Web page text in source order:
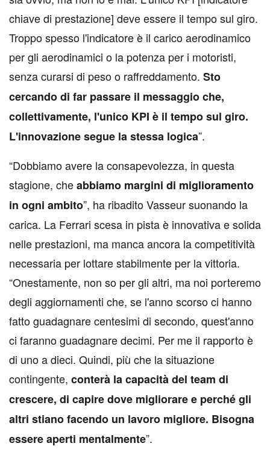
chiave di prestazione] deve essere il tempo sul giro.
Troppo spesso l'indicatore è il carico aerodinamico
per gli aerodinamici o la potenza per i motoristi,
senza curarsi di peso o raffreddamento. Sto
cercando di far passare il messaggio che,
collettivamente, l'unico KPI è il tempo sul giro.
L'innovazione segue la stessa logica”.
“Dobbiamo avere la consapevolezza, in questa
stagione, cheabbiamo margini di miglioramento
in ogni ambito”, ha ribadito Vasseur suonando la
carica. La Ferrari scesa in pista è innovativa e solida
nelle prestazioni, ma manca ancora la competitività
necessaria per lottare stabilmente per la vittoria.
“Onestamente, non so per gli altri, ma noi porteremo
degli aggiornamenti che, se l'anno scorso ci hanno
fatto guadagnare centesimi di secondo, quest'anno
ci faranno guadagnare decimi. Per me il rapporto è
di uno a dieci. Quindi, più che la situazione
contingente, conterà la capacità del team di
crescere, di capire dove migliorare e perché gli
altri stiano facendo un lavoro migliore. Bisogna
essere aperti mentalmente”.